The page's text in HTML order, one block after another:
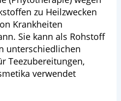
zu Heilzwecken
Krankheiten
Sie kann als Rohstoff
unterschiedlichen
Teezubereitungen,
verwendet